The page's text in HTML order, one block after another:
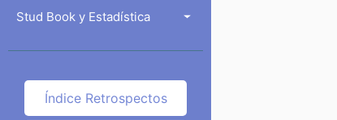
Stud Book y Estadística
Índice Retrospectos